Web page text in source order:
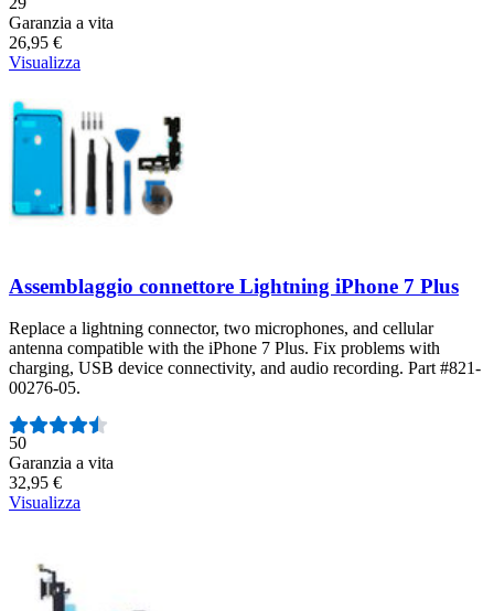
Garanzia a vita
26,95 €
Visualizza
Assemblaggio connettore Lightning iPhone 7 Plus
Replace a lightning connector, two microphones, and cellular
antenna compatible with the iPhone 7 Plus. Fix problems with
charging, USB device connectivity, and audio recording. Part #821-
00276-05.
Numero di recensioni:
50
Garanzia a vita
32,95 €
Visualizza